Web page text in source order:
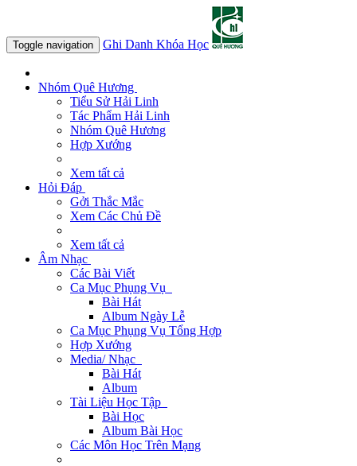
Toggle navigation Ghi Danh Khóa Học
Nhóm Quê Hương
Tiểu Sử Hải Linh
Tác Phẩm Hải Linh
Nhóm Quê Hương
Hợp Xướng
Xem tất cả
Hỏi Đáp
Gởi Thắc Mắc
Xem Các Chủ Đề
Xem tất cả
Âm Nhạc
Các Bài Viết
Ca Mục Phụng Vụ
Bài Hát
Album Ngày Lễ
Ca Mục Phụng Vụ Tổng Hợp
Hợp Xướng
Media/ Nhạc
Bài Hát
Album
Tài Liệu Học Tập
Bài Học
Album Bài Học
Các Môn Học Trên Mạng